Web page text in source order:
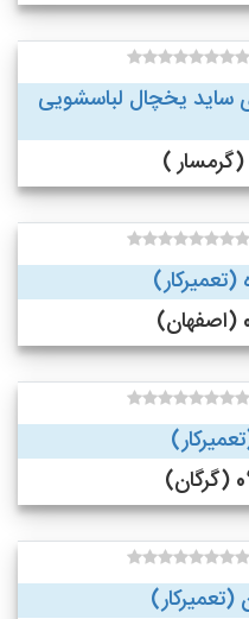
ساید یخچال لباسشویی